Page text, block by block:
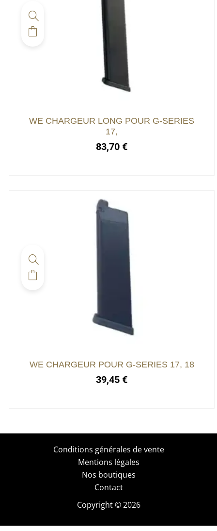
WE CHARGEUR LONG POUR G-SERIES
17,
83,70 €
WE CHARGEUR POUR G-SERIES 17, 18
39,45 €
Conditions générales de vente
Mentions légales
Nos boutiques
Contact
Copyright © 2026